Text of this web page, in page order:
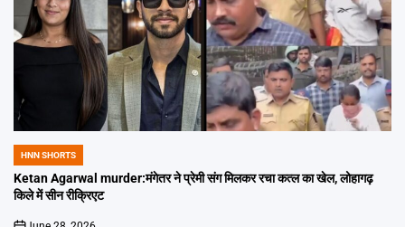
POSTED
IN
HNN SHORTS
Ketan Agarwal murder:मंगेतर ने प्रेमी संग मिलकर रचा कत्ल का खेल, लोहागढ़
किले में सीन रीक्रिएट